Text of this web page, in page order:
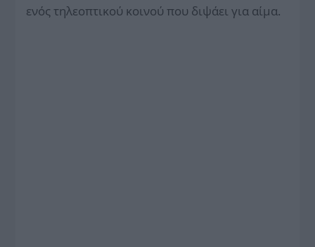
ενός τηλεοπτικού κοινού που διψάει για αίμα.